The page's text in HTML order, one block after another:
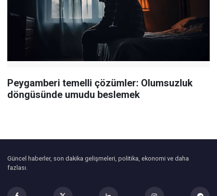
Peygamberi temelli çözümler: Olumsuzluk
döngüsünde umudu beslemek
Güncel haberler, son dakika gelişmeleri, politika, ekonomi ve daha
fazlası.